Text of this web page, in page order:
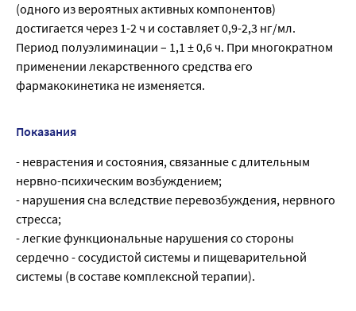
(одного из вероятных активных компонентов)
достигается через 1-2 ч и составляет 0,9-2,3 нг/мл.
Период полуэлиминации – 1,1 ± 0,6 ч. При многократном
применении лекарственного средства его
фармакокинетика не изменяется.
Показания
- неврастения и состояния, связанные с длительным
нервно-психическим возбуждением;
- нарушения сна вследствие перевозбуждения, нервного
стресса;
- легкие функциональные нарушения со стороны
сердечно - сосудистой системы и пищеварительной
системы (в составе комплексной терапии).